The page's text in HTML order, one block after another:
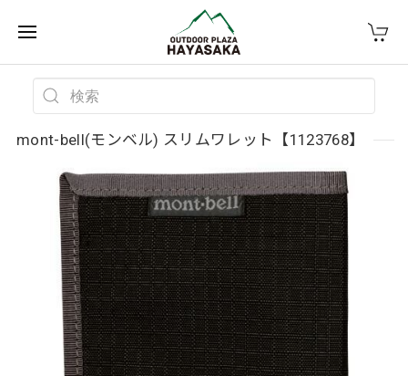
mont-bell(モンベル) スリムワレット【1123768】